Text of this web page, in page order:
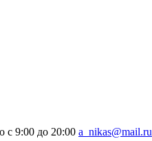
с 9:00 до 20:00 a_nikas@mail.ru